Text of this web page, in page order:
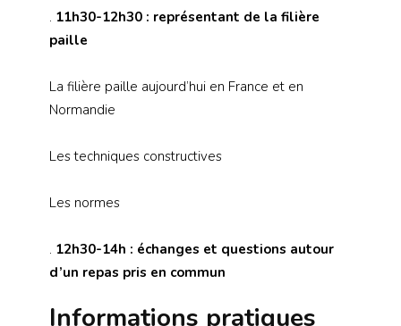
. 11h30-12h30 : représentant de la filière
paille
La filière paille aujourd’hui en France et en
Normandie
Les techniques constructives
Les normes
. 12h30-14h : échanges et questions autour
d’un repas pris en commun
Informations pratiques